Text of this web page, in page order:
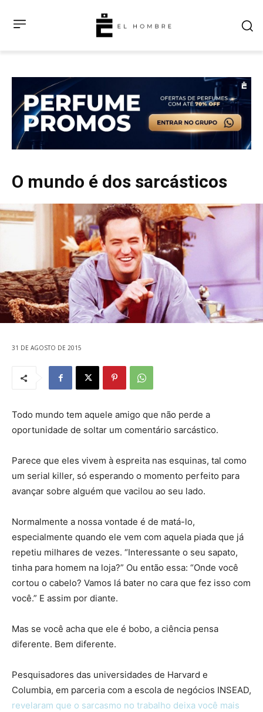
O mundo é dos sarcásticos
31 DE AGOSTO DE 2015
Todo mundo tem aquele amigo que não perde a
oportunidade de soltar um comentário sarcástico.
Parece que eles vivem à espreita nas esquinas, tal como
um serial killer, só esperando o momento perfeito para
avançar sobre alguém que vacilou ao seu lado.
Normalmente a nossa vontade é de matá-lo,
especialmente quando ele vem com aquela piada que já
repetiu milhares de vezes. “Interessante o seu sapato,
tinha para homem na loja?” Ou então essa: “Onde você
cortou o cabelo? Vamos lá bater no cara que fez isso com
você.” E assim por diante.
Mas se você acha que ele é bobo, a ciência pensa
diferente. Bem diferente.
Pesquisadores das universidades de Harvard e
Columbia, em parceria com a escola de negócios INSEAD,
revelaram que o sarcasmo no trabalho deixa você mais